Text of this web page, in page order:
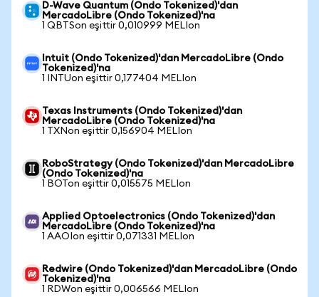
D-Wave Quantum (Ondo Tokenized)'dan
MercadoLibre (Ondo Tokenized)'na
1 QBTSon eşittir 0,010999 MELIon
Intuit (Ondo Tokenized)'dan MercadoLibre (Ondo
Tokenized)'na
1 INTUon eşittir 0,177404 MELIon
Texas Instruments (Ondo Tokenized)'dan
MercadoLibre (Ondo Tokenized)'na
1 TXNon eşittir 0,156904 MELIon
RoboStrategy (Ondo Tokenized)'dan MercadoLibre
(Ondo Tokenized)'na
1 BOTon eşittir 0,015575 MELIon
Applied Optoelectronics (Ondo Tokenized)'dan
MercadoLibre (Ondo Tokenized)'na
1 AAOIon eşittir 0,071331 MELIon
Redwire (Ondo Tokenized)'dan MercadoLibre (Ondo
Tokenized)'na
1 RDWon eşittir 0,006566 MELIon